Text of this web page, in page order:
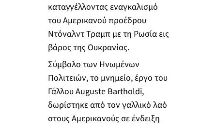
καταγγέλλοντας εναγκαλισμό
του Αμερικανού προέδρου
Ντόναλντ Τραμπ με τη Ρωσία εις
βάρος της Ουκρανίας.
Σύμβολο των Ηνωμένων
Πολιτειών, το μνημείο, έργο του
Γάλλου Auguste Bartholdi,
δωρίστηκε από τον γαλλικό λαό
στους Αμερικανούς σε ένδειξη